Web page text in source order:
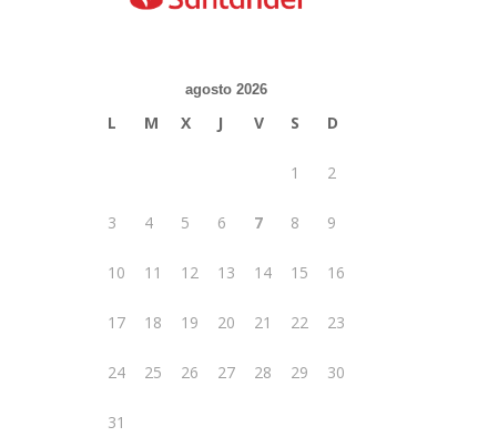
agosto 2026
L M X J V S D
1 2
3 4 5 6 7 8 9
10 11 12 13 14 15 16
17 18 19 20 21 22 23
24 25 26 27 28 29 30
31